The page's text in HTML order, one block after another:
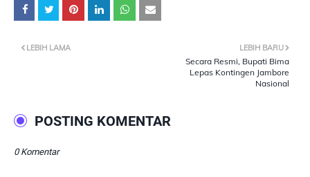
LEBIH BARU
Secara Resmi, Bupati Bima
Lepas Kontingen Jambore
Nasional
LEBIH LAMA
POSTING KOMENTAR
0 Komentar